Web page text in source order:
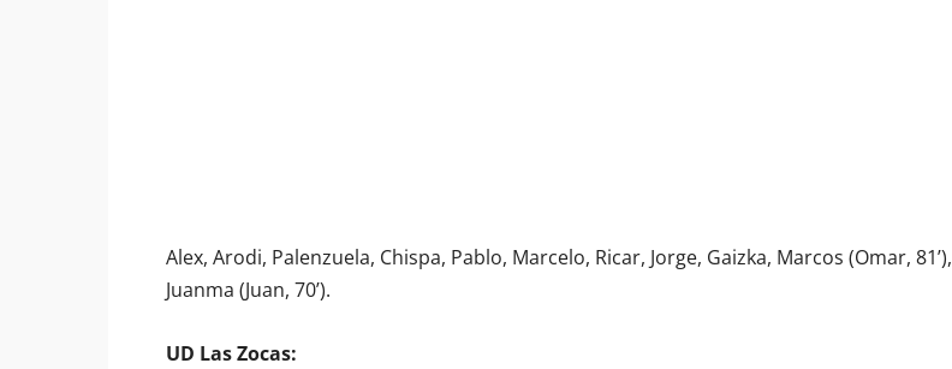
Alex, Arodi, Palenzuela, Chispa, Pablo, Marcelo, Ricar, Jorge, Gaizka, Marcos (Omar, 81’),
Juanma (Juan, 70’).
UD Las Zocas: